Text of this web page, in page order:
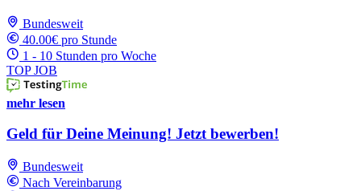
Bundesweit
40.00€ pro Stunde
1 - 10 Stunden pro Woche
TOP JOB
mehr lesen
Geld für Deine Meinung! Jetzt bewerben!
Bundesweit
Nach Vereinbarung